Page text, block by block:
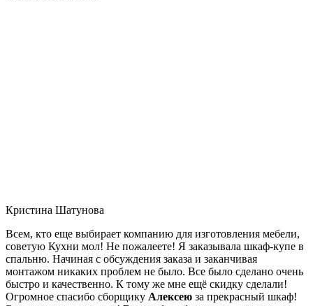
Кристина Шатунова
Всем, кто еще выбирает компанию для изготовления мебели,
советую Кухни мол! Не пожалеете! Я заказывала шкаф-купе в
спальню. Начиная с обсуждения заказа и заканчивая
монтажом никаких проблем не было. Все было сделано очень
быстро и качественно. К тому же мне ещё скидку сделали!
Огромное спасибо сборщику Алексею за прекрасный шкаф!